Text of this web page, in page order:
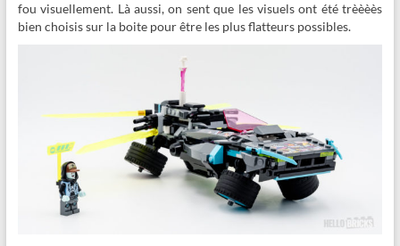
fou visuellement. Là aussi, on sent que les visuels ont été trèèèès
bien choisis sur la boite pour être les plus flatteurs possibles.